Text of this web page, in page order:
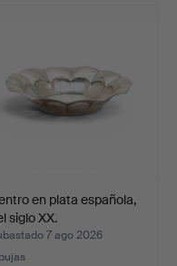
en plata española,
siglo XX.
7 ago 2026